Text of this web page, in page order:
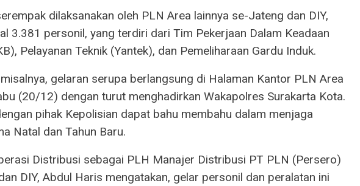
dilaksanakan oleh PLN Area lainnya se-Jateng dan DIY,
3.381 personil, yang terdiri dari Tim Pekerjaan Dalam Keadaan
Pelayanan Teknik (Yantek), dan Pemeliharaan Gardu Induk.
gelaran serupa berlangsung di Halaman Kantor PLN Area
(20/12) dengan turut menghadirkan Wakapolres Surakarta Kota.
pihak Kepolisian dapat bahu membahu dalam menjaga
Natal dan Tahun Baru.
Distribusi sebagai PLH Manajer Distribusi PT PLN (Persero)
DIY, Abdul Haris mengatakan, gelar personil dan peralatan ini